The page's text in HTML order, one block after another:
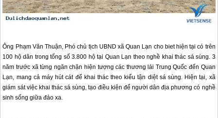
Ông Phạm Văn Thuận, Phó chủ tịch UBND xãQuan Lạn cho biet hiện tại có trên
100 hộ dân trong tổng số 3.800 hộ tại Quan Lạn theo nghề khai thác sá sùng. 3
năm trước xã từng ngăn chặn hiện tượng các thương lái Trung Quốc đến Quan
Lạn
, mang cả máy hút cát để khai thác theo kiểu tận diệt sá sùng. Hiện tại, xã
giám sát việc khai thác sá sùng, tạo điều kiện để người dân địa phương có nghề
sinh sống giữa đảo xa.